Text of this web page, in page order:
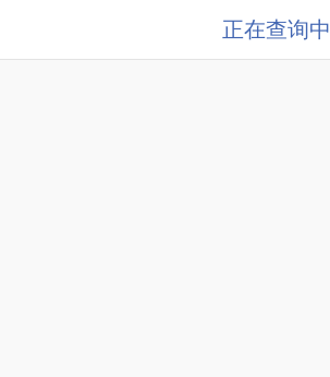
正在查询中